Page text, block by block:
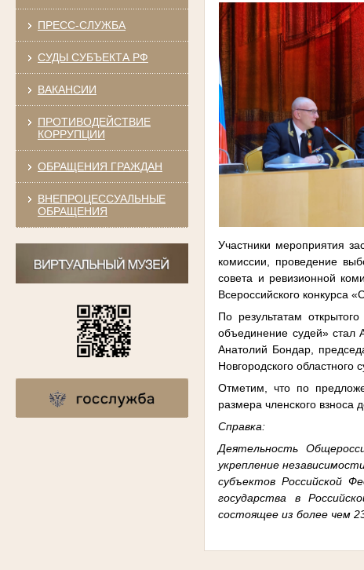
ПРЕСС-СЛУЖБА
СУДЫ СУБЪЕКТА РФ
ВАКАНСИИ
ПРОТИВОДЕЙСТВИЕ
КОРРУПЦИИ
ОБРАЩЕНИЯ ГРАЖДАН
ВНЕПРОЦЕССУАЛЬНЫЕ
ОБРАЩЕНИЯ
Участники мероприятия
комиссии, проведение
совета и ревизионной
Всероссийского конкурса
По результатам
объединение судей» стал
Анатолий Бондар,
Новгородского областного
Отметим, что по
размера членского взноса
Справка:
Деятельность
укрепление
субъектов Российской
государства в
состоящее из более чем